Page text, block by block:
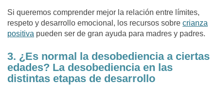
Si queremos comprender mejor la relación entre límites,
respeto y desarrollo emocional, los recursos sobre crianza
positiva pueden ser de gran ayuda para madres y padres.
3. ¿Es normal la desobediencia a ciertas
edades? La desobediencia en las
distintas etapas de desarrollo